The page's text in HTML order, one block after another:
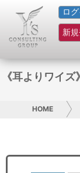
ロ
新
HOME
サービス紹介
お問い合わせ
《耳よりワイ
HOME